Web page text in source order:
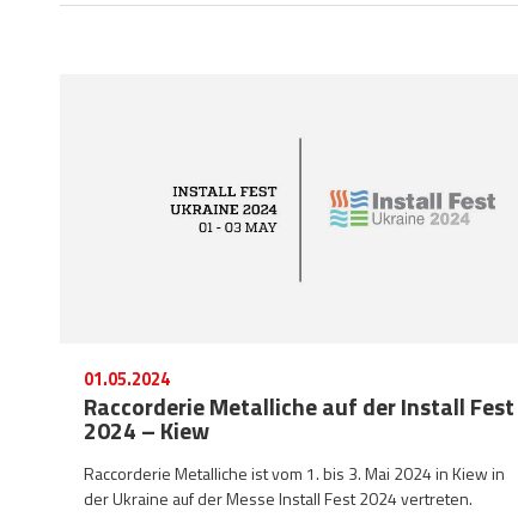
01.05.2024
Raccorderie Metalliche auf der Install Fest
2024 – Kiew
Raccorderie Metalliche ist vom 1. bis 3. Mai 2024 in Kiew in
der Ukraine auf der Messe Install Fest 2024 vertreten.